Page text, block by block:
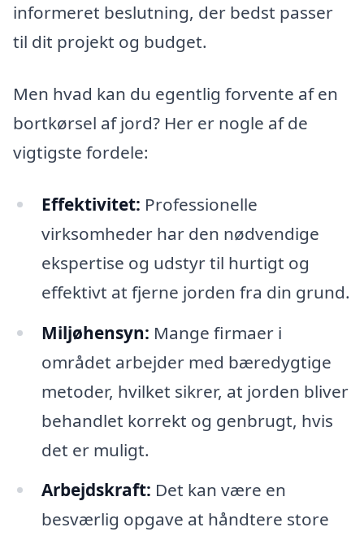
informeret beslutning, der bedst passer
til dit projekt og budget.
Men hvad kan du egentlig forvente af en
bortkørsel af jord? Her er nogle af de
vigtigste fordele:
Effektivitet: Professionelle
virksomheder har den nødvendige
ekspertise og udstyr til hurtigt og
effektivt at fjerne jorden fra din grund.
Miljøhensyn: Mange firmaer i
området arbejder med bæredygtige
metoder, hvilket sikrer, at jorden bliver
behandlet korrekt og genbrugt, hvis
det er muligt.
Arbejdskraft: Det kan være en
besværlig opgave at håndtere store